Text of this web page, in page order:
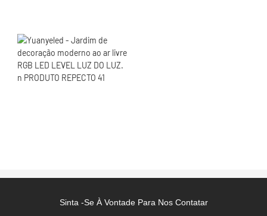
Sinta -se À Vontade Para Nos Contatar